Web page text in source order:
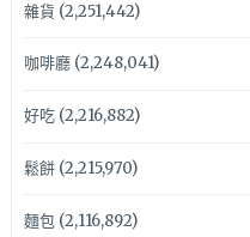
雜貨 (2,251,442)
咖啡廳(2,248,041)
好吃(2,216,882)
鬆餅(2,215,970)
麵包(2,116,892)